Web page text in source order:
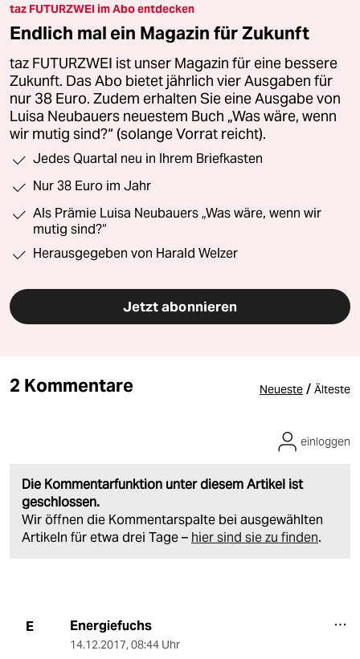
taz FUTURZWEI im Abo entdecken
Endlich mal ein Magazin für Zukunft
taz FUTURZWEI ist unser Magazin für eine bessere
Zukunft. Das Abo bietet jährlich vier Ausgaben für
nur 38 Euro. Zudem erhalten Sie eine Ausgabe von
Luisa Neubauers neuestem Buch „Was wäre, wenn
wir mutig sind?“ (solange Vorrat reicht).
Jedes Quartal neu in Ihrem Briefkasten
Nur 38 Euro im Jahr
Als Prämie Luisa Neubauers „Was wäre, wenn wir
mutig sind?“
Herausgegeben von Harald Welzer
Jetzt abonnieren
2 Kommentare Neueste / Älteste
Die Kommentarfunktion unter diesem Artikel ist
geschlossen.
Wir öffnen die Kommentarspalte bei ausgewählten
Artikeln für etwa drei Tage – hier sind sie zu finden.
einloggen
E Energiefuchs
14.12.2017, 08:44 Uhr